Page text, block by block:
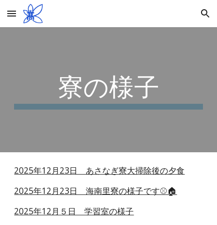
Skip to main content Skip to navigation
寮の様子
2025年12月23日 あさなぎ寮大掃除後の夕食
2025年12月23日 海南里寮の様子です⚾️🏠
2025年12月５日 学習室の様子